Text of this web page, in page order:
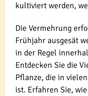
kultiviert werden,
Die Vermehrung
Frühjahr ausgesät
in der Regel
Entdecken Sie die
Pflanze, die in
ist. Erfahren Sie,